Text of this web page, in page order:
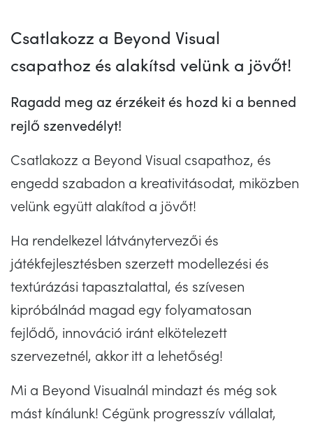
Csatlakozz a Beyond Visual
csapathoz és alakítsd velünk a jövőt!
Ragadd meg az érzékeit és hozd ki a benned
rejlő szenvedélyt!
Csatlakozz a Beyond Visual csapathoz, és
engedd szabadon a kreativitásodat, miközben
velünk együtt alakítod a jövőt!
Ha rendelkezel látványtervezői és
játékfejlesztésben szerzett modellezési és
textúrázási tapasztalattal, és szívesen
kipróbálnád magad egy folyamatosan
fejlődő, innováció iránt elkötelezett
szervezetnél, akkor itt a lehetőség!
Mi a Beyond Visualnál mindazt és még sok
mást kínálunk! Cégünk progresszív vállalat,